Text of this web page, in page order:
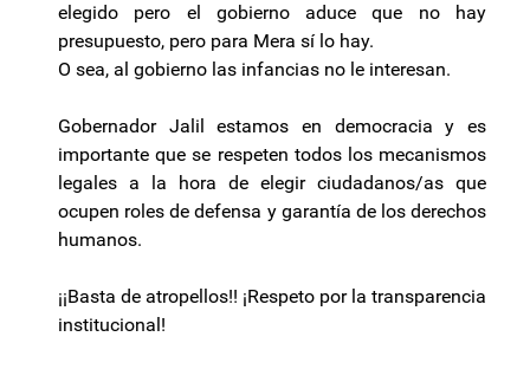
elegido pero el gobierno aduce que no hay
presupuesto, pero para Mera sí lo hay.
O sea, al gobierno las infancias no le interesan.
Gobernador Jalil estamos en democracia y es
importante que se respeten todos los mecanismos
legales a la hora de elegir ciudadanos/as que
ocupen roles de defensa y garantía de los derechos
humanos.
¡¡Basta de atropellos!! ¡Respeto por la transparencia
institucional!